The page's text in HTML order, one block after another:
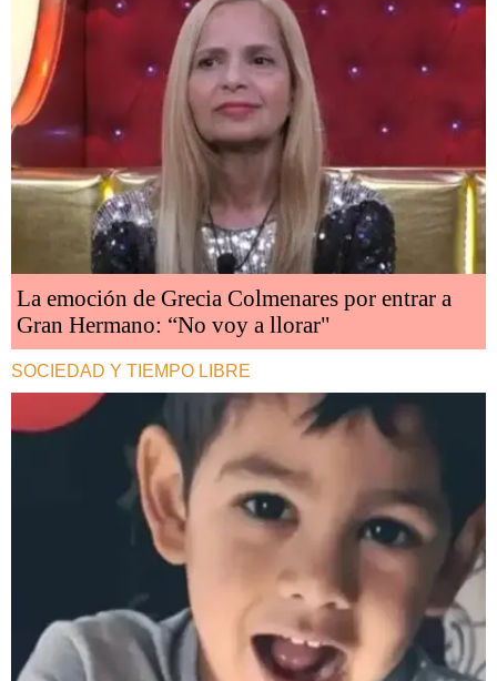
La emoción de Grecia Colmenares por entrar a
Gran Hermano: “No voy a llorar"
SOCIEDAD Y TIEMPO LIBRE